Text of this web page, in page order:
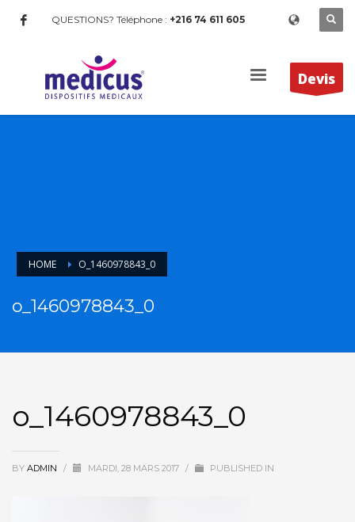
QUESTIONS? Téléphone : +216 74 611 605
Devis
HOME O_1460978843_0
o_1460978843_0
o_1460978843_0
BY ADMIN / MARDI, 28 MARS 2017 / PUBLISHED IN